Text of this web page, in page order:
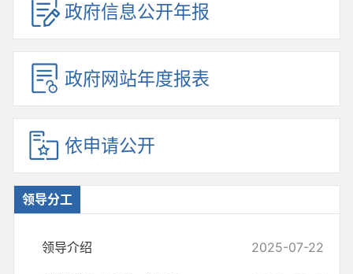
政府信息公开年报
政府网站年度报表
依申请公开
领导分工
领导介绍 2025-07-22